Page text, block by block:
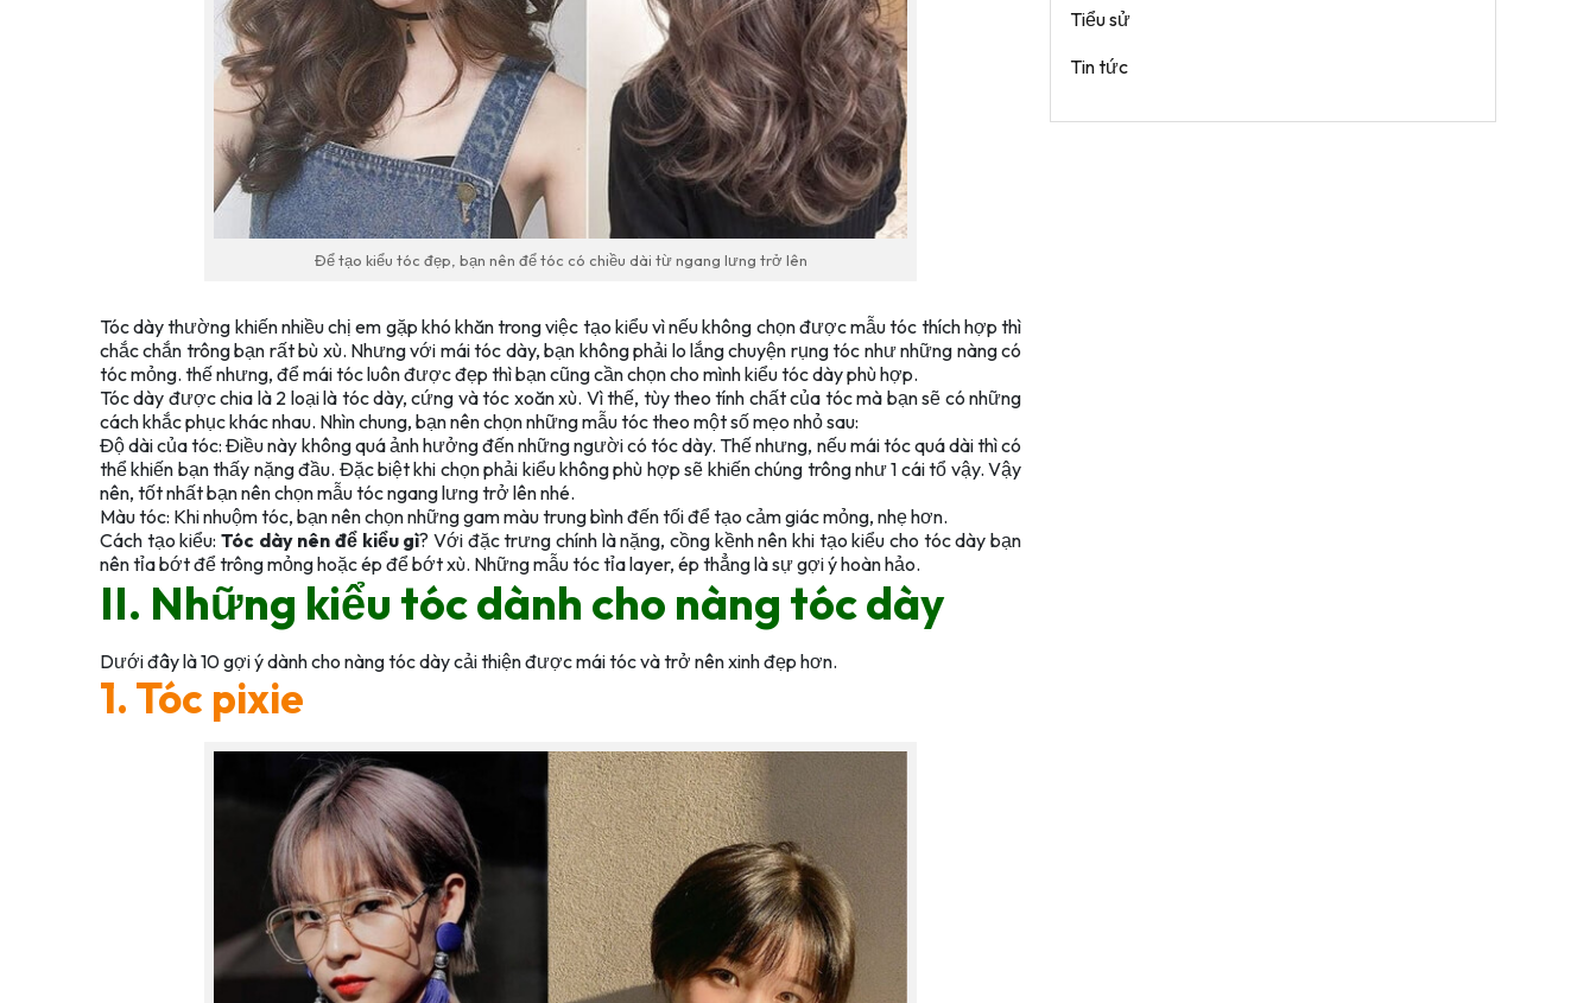
Để tạo kiểu tóc đẹp, bạn nên để tóc có chiều dài từ ngang lưng trở lên
Tóc dày thường khiến nhiều chị em gặp khó khăn trong việc tạo kiểu vì nếu không chọn được mẫu tóc thích hợp thì
chắc chắn trông bạn rất bù xù. Nhưng với mái tóc dày, bạn không phải lo lắng chuyện rụng tóc như những nàng có
tóc mỏng. thế nhưng, để mái tóc luôn được đẹp thì bạn cũng cần chọn cho mình kiểu tóc dày phù hợp.
Tóc dày được chia là 2 loại là tóc dày, cứng và tóc xoăn xù. Vì thế, tùy theo tính chất của tóc mà bạn sẽ có những
cách khắc phục khác nhau. Nhìn chung, bạn nên chọn những mẫu tóc theo một số mẹo nhỏ sau:
Độ dài của tóc: Điều này không quá ảnh hưởng đến những người có tóc dày. Thế nhưng, nếu mái tóc quá dài thì có
thể khiến bạn thấy nặng đầu. Đặc biệt khi chọn phải kiểu không phù hợp sẽ khiến chúng trông như 1 cái tổ vậy. Vậy
nên, tốt nhất bạn nên chọn mẫu tóc ngang lưng trở lên nhé.
Màu tóc: Khi nhuộm tóc, bạn nên chọn những gam màu trung bình đến tối để tạo cảm giác mỏng, nhẹ hơn.
Cách tạo kiểu: Tóc dày nên để kiểu gì? Với đặc trưng chính là nặng, cồng kềnh nên khi tạo kiểu cho tóc dày bạn
nên tỉa bớt để trông mỏng hoặc ép để bớt xù. Những mẫu tóc tỉa layer, ép thẳng là sự gợi ý hoàn hảo.
II. Những kiểu tóc dành cho nàng tóc dày
Dưới đây là 10 gợi ý dành cho nàng tóc dày cải thiện được mái tóc và trở nên xinh đẹp hơn.
1. Tóc pixie
Tiểu sử
Tin tức